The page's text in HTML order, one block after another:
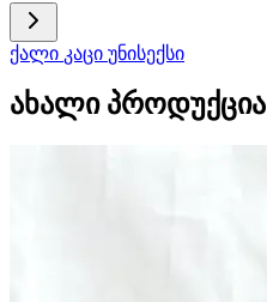
ქალი კაცი უნისექსი
ახალი პროდუქცია